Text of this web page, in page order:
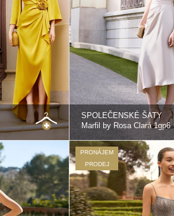
SPOLEČENSKÉ ŠATY
Marfil by Rosa Clará 1gp6
PRONÁJEM
PRODEJ